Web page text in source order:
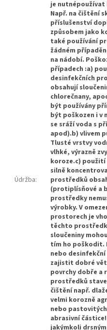
Údržba:
je
Např. na čištění
příslušenství
způsobem jako
také používání
žádném
na nádobí.
případech :a)
desinfekčních
obsahují
chlorečnany,
být používány
být poškozen i v
se sráží voda s
apod).b) vlivem
Tlusté vrstvy
vlhké, výrazně
koroze.c) použití
silně
prostředků
(protiplísňové a
prostředky
výrobky. V
prostorech je
těchto
sloučeniny
tím ho poškodit.
nebo
zajistit dobré
povrchy dobře a
prostředků
čištění např.
velmi korozně
nebo
abrasivní
jakýmkoli